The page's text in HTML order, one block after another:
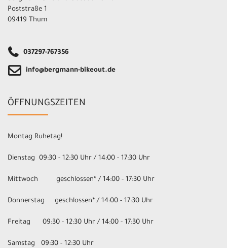
Poststraße 1
09419 Thum
037297-767356
info@bergmann-bikeout.de
ÖFFNUNGSZEITEN
Montag Ruhetag!
Dienstag 09:30 - 12:30 Uhr / 14:00 - 17:30 Uhr
Mittwoch geschlossen* / 14:00 - 17:30 Uhr
Donnerstag geschlossen* / 14:00 - 17:30 Uhr
Freitag 09:30 - 12:30 Uhr / 14:00 - 17:30 Uhr
Samstag 09:30 - 12:30 Uhr